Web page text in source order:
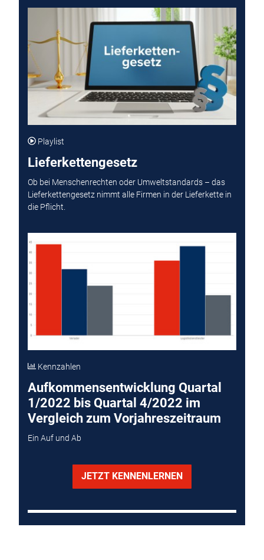
Playlist
Lieferkettengesetz
Ob bei Menschenrechten oder Umweltstandards – das
Lieferkettengesetz nimmt alle Firmen in der Lieferkette in
die Pflicht.
Kennzahlen
Aufkommensentwicklung Quartal
1/2022 bis Quartal 4/2022 im
Vergleich zum Vorjahreszeitraum
Ein Auf und Ab
JETZT KENNENLERNEN